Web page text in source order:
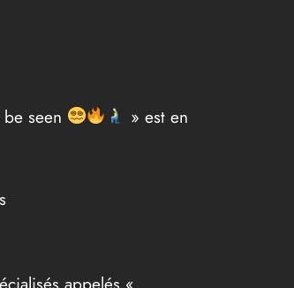
seen
» est en